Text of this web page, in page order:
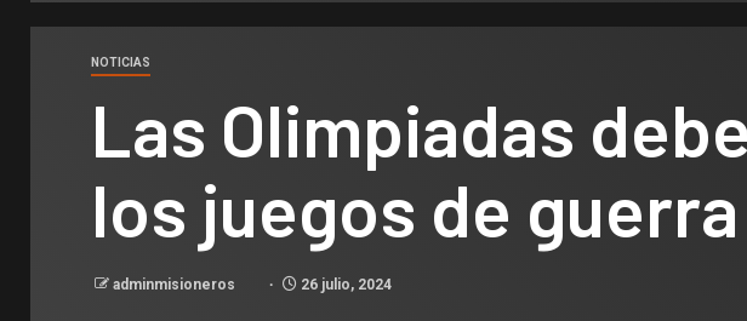
NOTICIAS
Las Olimpiadas
los juegos de guerra
adminmisioneros 26 julio, 2024